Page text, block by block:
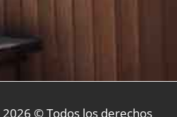
2026 © Todos los derechos